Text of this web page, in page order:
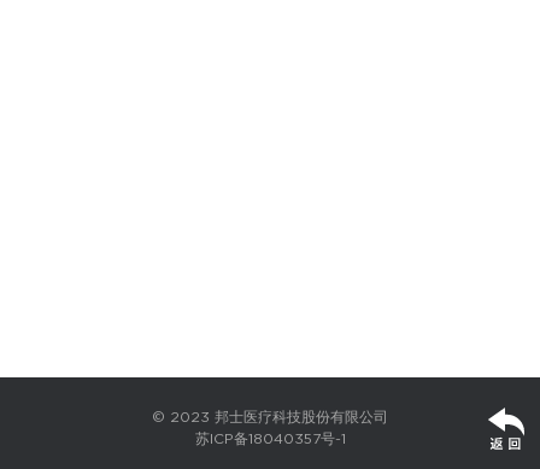
© 2023 邦士医疗科技股份有限公司
苏ICP备18040357号-1